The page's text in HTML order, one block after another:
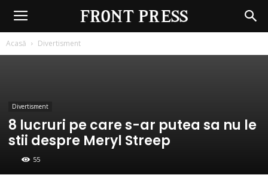
Front
Press
Acasă Divertisment
Divertisment
8 lucruri pe care s-ar putea sa nu le
stii despre Meryl Streep
55